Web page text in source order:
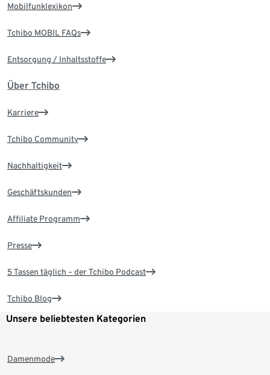
Mobilfunklexikon
Tchibo MOBIL FAQs
Entsorgung / Inhaltsstoffe
Über Tchibo
Karriere
Tchibo Community
Nachhaltigkeit
Geschäftskunden
Affiliate Programm
Presse
5 Tassen täglich – der Tchibo Podcast
Tchibo Blog
Unsere beliebtesten Kategorien
Damenmode